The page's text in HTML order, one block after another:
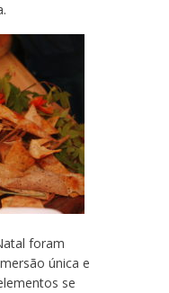
foram
única e
se